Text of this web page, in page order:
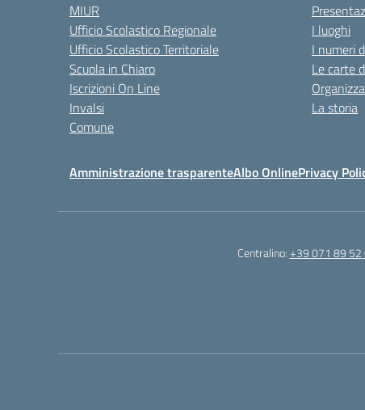
MIUR
Ufficio Scolastico Regionale
Ufficio Scolastico Territoriale
Scuola in Chiaro
Iscrizioni On Line
Invalsi
Comune
I luoghi
I numeri
Le carte
La storia
Amministrazione trasparenteAlbo OnlinePrivacy
Centralino:+39 071 89 52